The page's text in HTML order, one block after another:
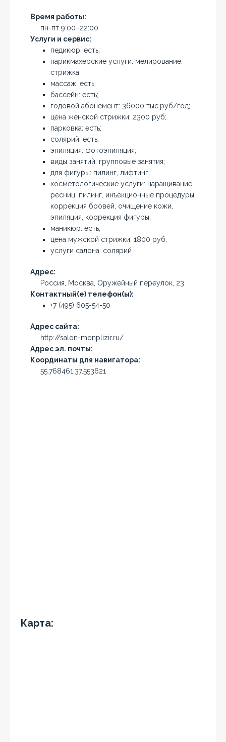
Время работы:
пн-пт 9:00–22:00
Услуги и сервис:
педикюр: есть;
парикмахерские услуги: мелирование,
стрижка;
массаж: есть;
бассейн: есть;
годовой абонемент: 36000 тыс.руб/год;
цена женской стрижки: 2300 руб;
парковка: есть;
солярий: есть;
эпиляция: фотоэпиляция;
виды занятий: групповые занятия;
для фигуры: пилинг, лифтинг;
косметологические услуги: наращивание
ресниц, пилинг, инъекционные процедуры,
коррекция бровей, очищение кожи,
эпиляция, коррекция фигуры;
маникюр: есть;
цена мужской стрижки: 1800 руб;
услуги салона: солярий
Адрес:
Россия, Москва, Оружейный переулок, 23
Контактный(е) телефон(ы):
+7 (495) 605-54-50
Адрес сайта:
http://salon-monplizir.ru/
Адрес эл. почты:
Координаты для навигатора:
55.768461,37.553621
Карта: